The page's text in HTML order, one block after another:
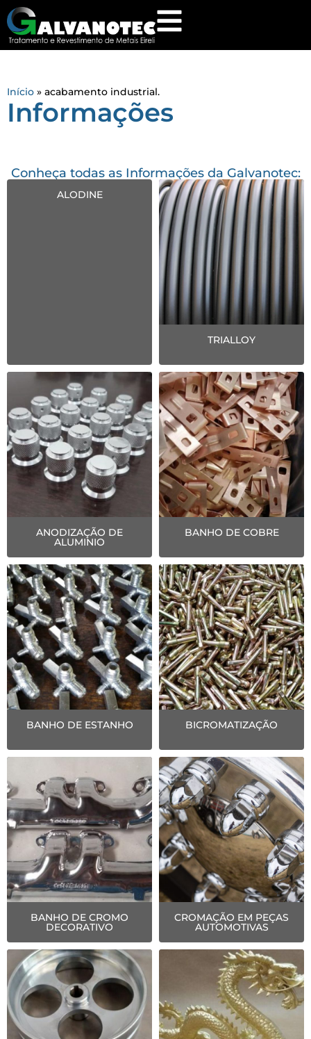
Início » acabamento industrial.
Informações
Conheça todas as Informações da Galvanotec:
ALODINE
TRIALLOY
ANODIZAÇÃO DE
ALUMINIO
BANHO DE COBRE
BANHO DE ESTANHO BICROMATIZAÇÃO
BANHO DE CROMO
DECORATIVO
CROMAÇÃO EM PEÇAS
AUTOMOTIVAS